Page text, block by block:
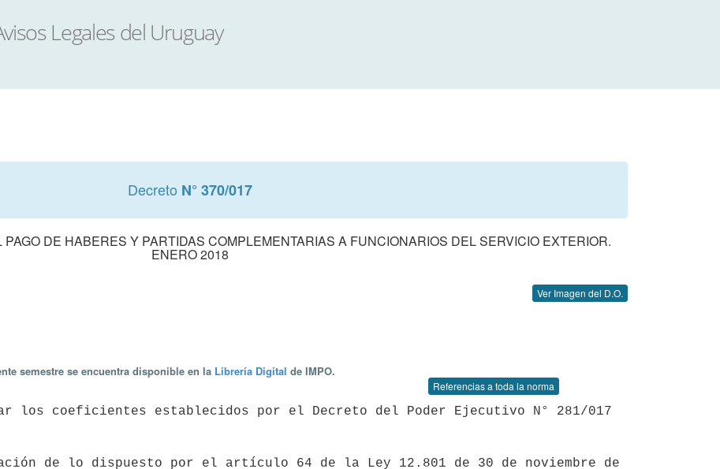
Decreto N° 370/017
DE HABERES Y PARTIDAS COMPLEMENTARIAS A FUNCIONARIOS DEL SERVICIO EXTERIOR.
ENERO 2018
Ver Imagen del D.O.
semestre se encuentra disponible en la Librería Digital de IMPO.
Referencias a toda la norma